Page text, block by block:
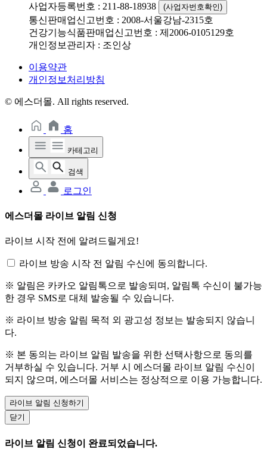
사업자등록번호 : 211-88-18938
(사업자번호확인)
통신판매업신고번호 : 2008-서울강남-2315호
건강기능식품판매업신고번호 : 제2006-0105129호
개인정보관리자 : 조인상
이용약관
개인정보처리방침
© 에스더몰. All rights reserved.
홈
카테고리
검색
로그인
에스더몰 라이브 알림 신청
라이브 시작 전에 알려드릴게요!
라이브 방송 시작 전 알림 수신에 동의합니다.
※ 알림은 카카오 알림톡으로 발송되며, 알림톡 수신이 불가능
한 경우 SMS로 대체 발송될 수 있습니다.
※ 라이브 방송 알림 목적 외 광고성 정보는 발송되지 않습니
다.
※ 본 동의는 라이브 알림 발송을 위한 선택사항으로 동의를
거부하실 수 있습니다. 거부 시 에스더몰 라이브 알림 수신이
되지 않으며, 에스더몰 서비스는 정상적으로 이용 가능합니다.
라이브 알림 신청하기
닫기
라이브 알림 신청이 완료되었습니다.